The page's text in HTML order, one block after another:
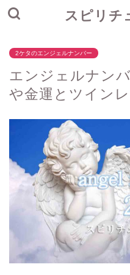
スピリチ
2ケタのエンジェルナンバー
エンジェルナン
や金運とツイン